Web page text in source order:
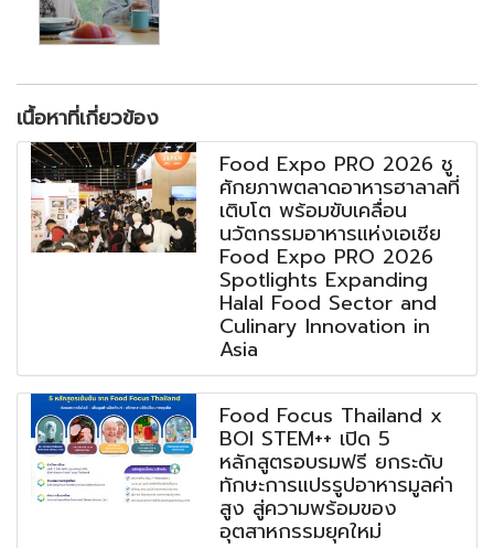
เนื้อหาที่เกี่ยวข้อง
Food Expo PRO 2026 ชู
ศักยภาพตลาดอาหารฮาลาลที่
เติบโต พร้อมขับเคลื่อน
นวัตกรรมอาหารแห่งเอเชีย
Food Expo PRO 2026
Spotlights Expanding
Halal Food Sector and
Culinary Innovation in
Asia
Food Focus Thailand x
BOI STEM++ เปิด 5
หลักสูตรอบรมฟรี ยกระดับ
ทักษะการแปรรูปอาหารมูลค่า
สูง สู่ความพร้อมของ
อุตสาหกรรมยุคใหม่